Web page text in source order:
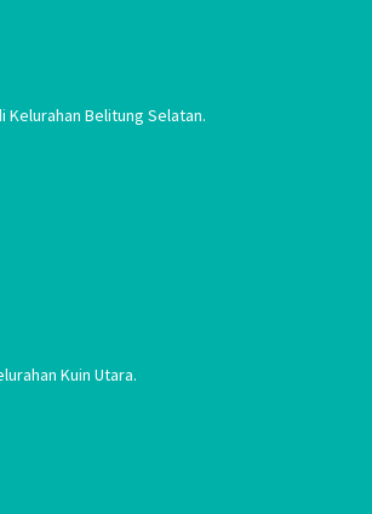
Kelurahan Belitung Selatan.
Kuin Utara.